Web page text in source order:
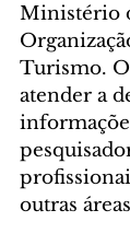
Ministério
Turismo.
atender a
outras